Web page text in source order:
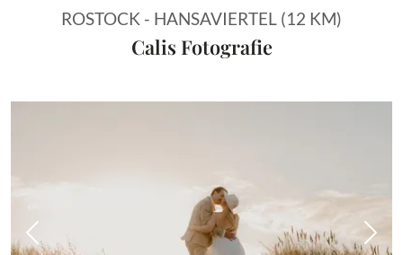
ROSTOCK - HANSAVIERTEL (12 KM)
Calis Fotografie
Vorheriges Bild